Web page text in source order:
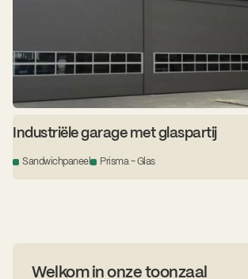
Industriële garage met glaspartij
Sandwichpaneel Prisma - Glas
Welkom in onze toonzaal